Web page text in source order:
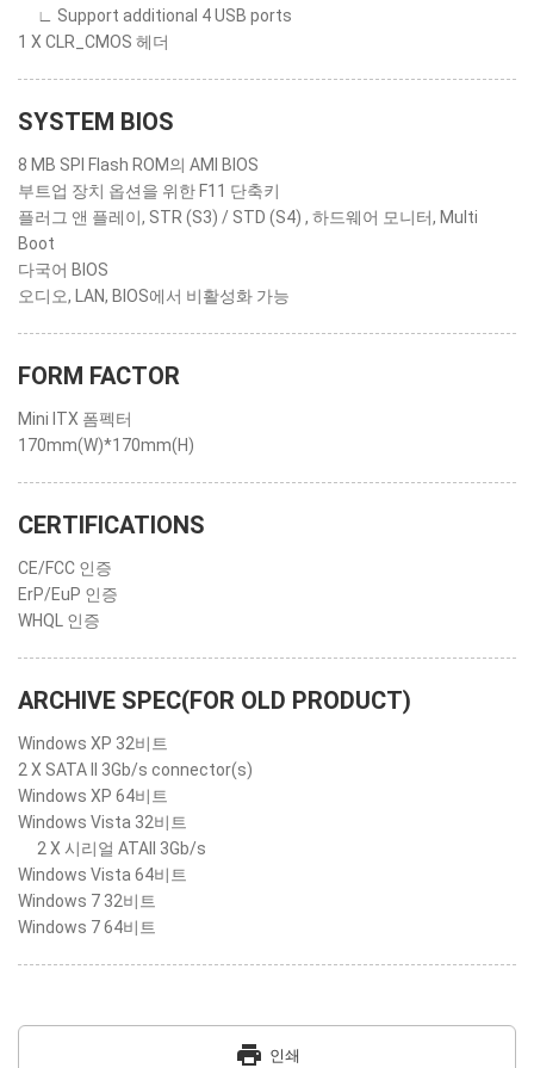
∟ Support additional 4 USB ports
1 X CLR_CMOS 헤더
SYSTEM BIOS
8 MB SPI Flash ROM의 AMI BIOS
부트업 장치 옵션을 위한 F11 단축키
플러그 앤 플레이, STR (S3) / STD (S4) , 하드웨어 모니터, Multi
Boot
다국어 BIOS
오디오, LAN, BIOS에서 비활성화 가능
FORM FACTOR
Mini ITX 폼펙터
170mm(W)*170mm(H)
CERTIFICATIONS
CE/FCC 인증
ErP/EuP 인증
WHQL 인증
ARCHIVE SPEC(FOR OLD PRODUCT)
Windows XP 32비트
2 X SATA II 3Gb/s connector(s)
Windows XP 64비트
Windows Vista 32비트
2 X 시리얼 ATAII 3Gb/s
Windows Vista 64비트
Windows 7 32비트
Windows 7 64비트
print 인쇄